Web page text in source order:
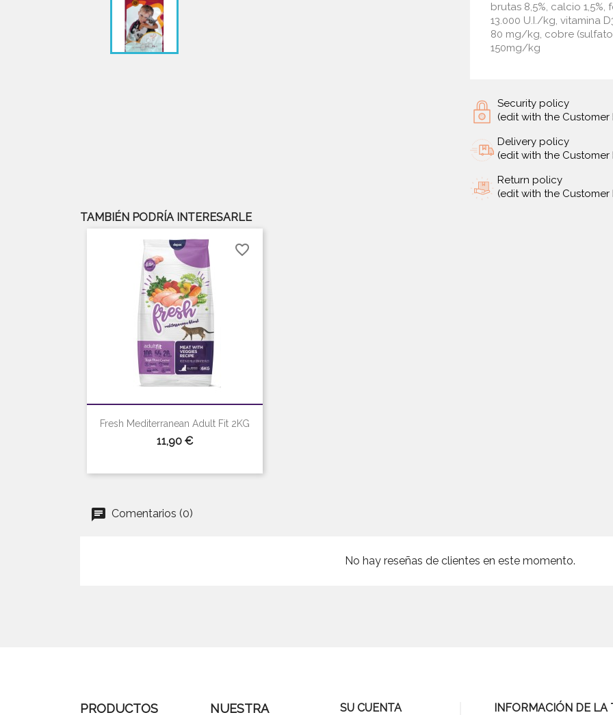
brutas 8,5%, calcio 1,5%,
13.000 U.I./kg, vitamina
80 mg/kg, cobre
150mg/kg
Security policy
(edit with the
Delivery policy
(edit with the
Return policy
(edit with the
TAMBIÉN PODRÍA INTERESARLE
Fresh Mediterranean Adult Fit 2KG
Precio
11,90 €
 Vista rápida
favorite_border
Comentarios (0)
No hay reseñas de clientes en este momento.
PRODUCTOS
NUESTRA
SU CUENTA INFORMACIÓN DE LA